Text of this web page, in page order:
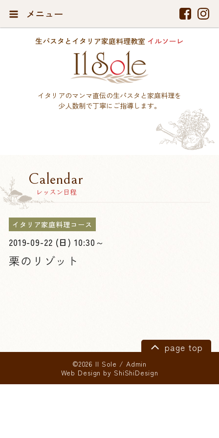
メニュー
生パスタとイタリア家庭料理教室 イルソーレ
イタリアのマンマ直伝の生パスタと家庭料理を
少人数制で丁寧にご指導します。
Calendar
レッスン日程
イタリア家庭料理コース
2019-09-22 (日) 10:30～
栗のリゾット
page top
©2026 Il Sole / Admin
Web Design by ShiShiDesign